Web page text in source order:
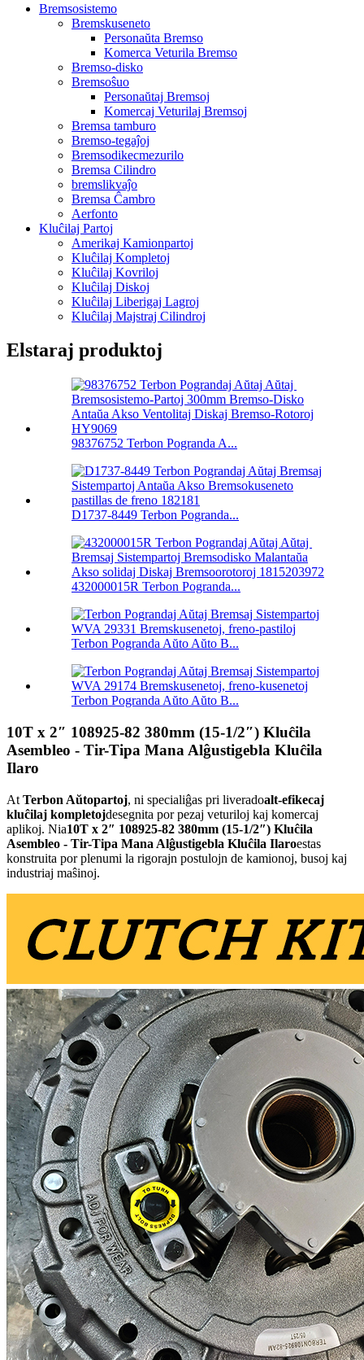
Bremsosistemo
Bremskuseneto
Personaŭta Bremso
Komerca Veturila Bremso
Bremso-disko
Bremsoŝuo
Personaŭtaj Bremsoj
Komercaj Veturilaj Bremsoj
Bremsa tamburo
Bremso-tegaĵoj
Bremsodikecmezurilo
Bremsa Cilindro
bremslikvaĵo
Bremsa Ĉambro
Aerfonto
Kluĉilaj Partoj
Amerikaj Kamionpartoj
Kluĉilaj Kompletoj
Kluĉilaj Kovriloj
Kluĉilaj Diskoj
Kluĉilaj Liberigaj Lagroj
Kluĉilaj Majstraj Cilindroj
Elstaraj produktoj
98376752 Terbon Pogranda A...
D1737-8449 Terbon Pogranda...
432000015R Terbon Pogranda...
Terbon Pogranda Aŭto Aŭto B...
Terbon Pogranda Aŭto Aŭto B...
10T x 2″ 108925-82 380mm (15-1/2″) Kluĉila
Asembleo - Tir-Tipa Mana Alĝustigebla Kluĉila
Ilaro
At Terbon Aŭtopartoj, ni specialiĝas pri liveradoalt-efikecaj
kluĉilaj kompletojdesegnita por pezaj veturiloj kaj komercaj
aplikoj. Nia10T x 2″ 108925-82 380mm (15-1/2″) Kluĉila
Asembleo - Tir-Tipa Mana Alĝustigebla Kluĉila Ilaroestas
konstruita por plenumi la rigorajn postulojn de kamionoj, busoj kaj
industriaj maŝinoj.